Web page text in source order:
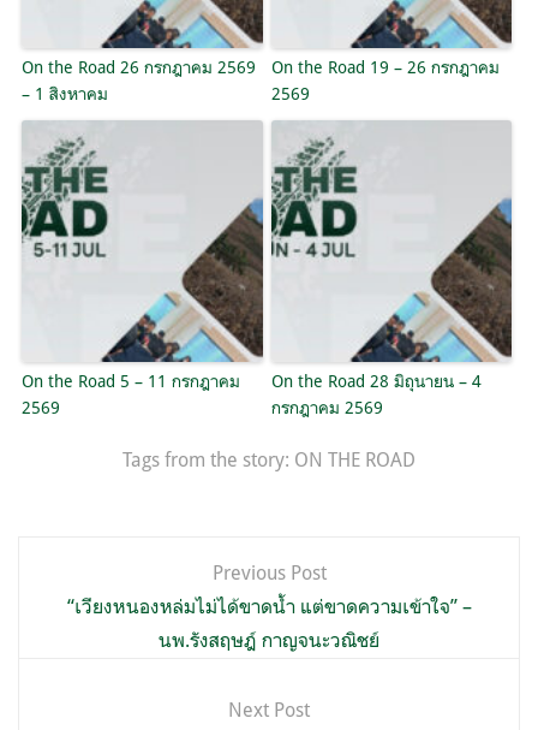
On the Road 26 กรกฎาคม 2569
– 1 สิงหาคม
On the Road 19 – 26 กรกฎาคม
2569
On the Road 5 – 11 กรกฎาคม
2569
On the Road 28 มิถุนายน – 4
กรกฎาคม 2569
Tags from the story: ON THE ROAD
เรื่อง
Previous Post
“เวียงหนองหล่มไม่ได้ขาดน้ำ แต่ขาดความเข้าใจ” –
นพ.รังสฤษฎ์ กาญจนะวณิชย์
Next Post